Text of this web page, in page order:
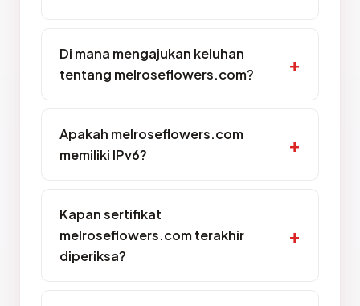
Di mana mengajukan keluhan
tentang melroseflowers.com?
Apakah melroseflowers.com
memiliki IPv6?
Kapan sertifikat
melroseflowers.com terakhir
diperiksa?